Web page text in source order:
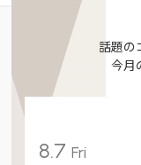
話題の
今月
8.7Fri